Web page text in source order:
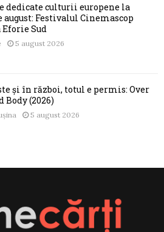
dedicate culturii europene la
august: Festivalul Cinemascop
Sud
5 august 2026
și în război, totul e permis: Over
Body (2026)
5 august 2026